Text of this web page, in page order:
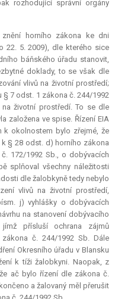
rozhodující správní orgány
horního zákona ke dni
22. 5. 2009), dle kterého sice
báňského úřadu stanovit,
doklady, to se však dle
vlivů na životní prostředí;
7 odst. 1 zákona č. 244/1992
životní prostředí. To se dle
založena ve spise. Řízení EIA
k okolnostem bylo zřejmé, že
§ 28 odst. d) horního zákona
172/1992 Sb., o dobývacích
splňoval všechny náležitosti
dle žalobkyně tedy nebylo
vlivů na životní prostředí,
j) vyhlášky o dobývacích
na stanovení dobývacího
přísluší ochrana zájmů
č. 244/1992 Sb. Dále
Okresního úřadu v Blansku
k tíži žalobkyni. Naopak, z
ač bylo řízení dle zákona č.
a žalovaný měl přerušit